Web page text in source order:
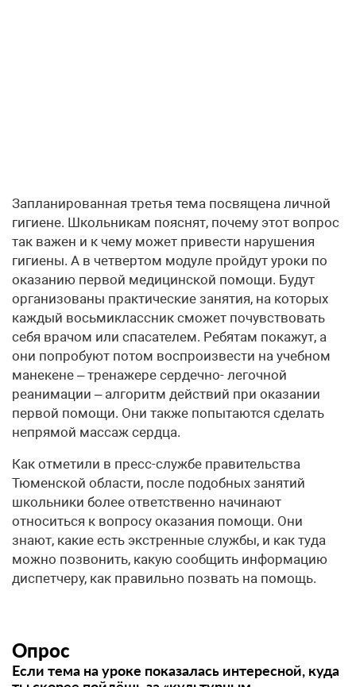
Запланированная третья тема посвящена личной
гигиене. Школьникам пояснят, почему этот вопрос
так важен и к чему может привести нарушения
гигиены. А в четвертом модуле пройдут уроки по
оказанию первой медицинской помощи. Будут
организованы практические занятия, на которых
каждый восьмиклассник сможет почувствовать
себя врачом или спасателем. Ребятам покажут, а
они попробуют потом воспроизвести на учебном
манекене – тренажере сердечно- легочной
реанимации – алгоритм действий при оказании
первой помощи. Они также попытаются сделать
непрямой массаж сердца.
Как отметили в пресс-службе правительства
Тюменской области, после подобных занятий
школьники более ответственно начинают
относиться к вопросу оказания помощи. Они
знают, какие есть экстренные службы, и как туда
можно позвонить, какую сообщить информацию
диспетчеру, как правильно позвать на помощь.
Опрос
Если тема на уроке показалась интересной, куда